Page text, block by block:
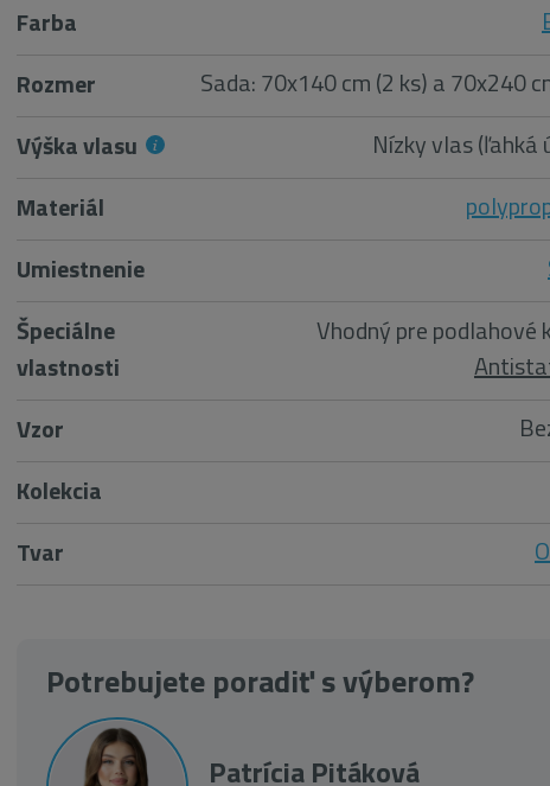
Farba
Rozmer
Sada: 70x140 cm (2 ks) a 70x240
Výška vlasu
Nízky vlas (ľahká
Materiál
Umiestnenie
Špeciálne
vlastnosti
Vhodný pre podlahové
Vzor
Kolekcia
Tvar
Potrebujete poradiť s výberom?
Patrícia Pitáková